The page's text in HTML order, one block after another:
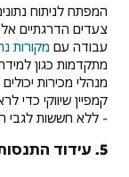
המפתח לניתוח
צעדים הדרגתיים
עבודה עם מקורות
מתקדמות כגון
מנהלי מכירות
קמפיין שיווקי כדי
- ללא חששות לגבי
5. עידוד התנסות